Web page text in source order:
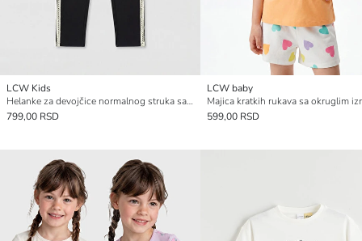
LCW Kids
Helanke za devojčice normalnog struka sa bočnim prugama
799,00 RSD
LCW baby
599,00 RSD